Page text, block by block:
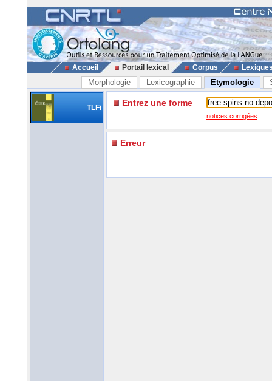
Accueil Portail lexical Corpus
Morphologie Lexicographie Etymologie
TLFi Entrez une forme
notices corrigées
Erreur